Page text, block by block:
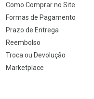
Como Comprar no Site
Formas de Pagamento
Prazo de Entrega
Reembolso
Troca ou Devolução
Marketplace